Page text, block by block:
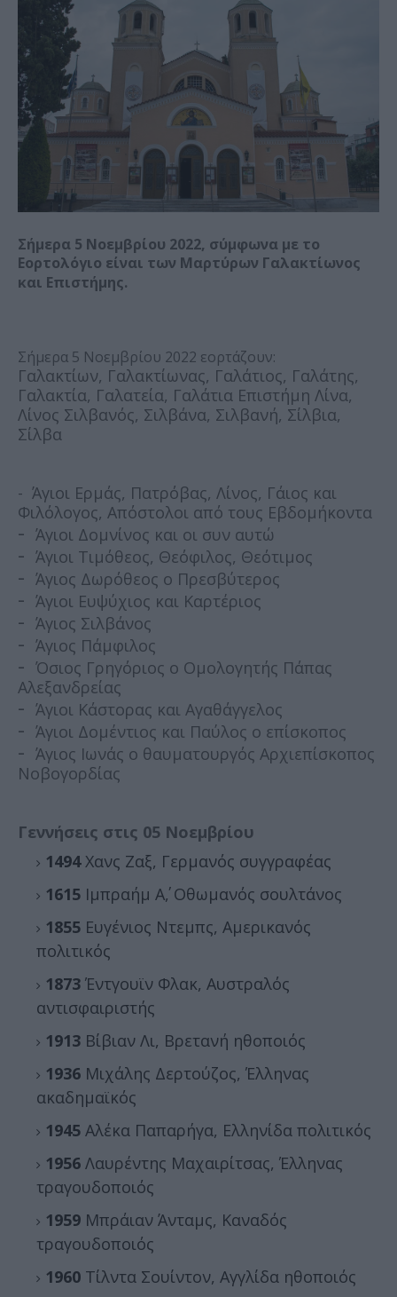
Σήμερα 5 Νοεμβρίου 2022, σύμφωνα με το
Εορτολόγιο είναι των Μαρτύρων Γαλακτίωνος
και Επιστήμης.
Σήμερα 5 Νοεμβρίου 2022 εορτάζουν:
Γαλακτίων, Γαλακτίωνας, Γαλάτιος, Γαλάτης,
Γαλακτία, Γαλατεία, Γαλάτια Επιστήμη Λίνα,
Λίνος Σιλβανός, Σιλβάνα, Σιλβανή, Σίλβια,
Σίλβα
- Άγιοι Ερμάς, Πατρόβας, Λίνος, Γάιος και
Φιλόλογος, Απόστολοι από τους Εβδομήκοντα
- Άγιοι Δομνίνος και οι συν αυτώ
- Άγιοι Τιμόθεος, Θεόφιλος, Θεότιμος
- Άγιος Δωρόθεος ο Πρεσβύτερος
- Άγιοι Ευψύχιος και Καρτέριος
- Άγιος Σιλβάνος
- Άγιος Πάμφιλος
- Όσιος Γρηγόριος ο Ομολογητής Πάπας
Αλεξανδρείας
- Άγιοι Κάστορας και Αγαθάγγελος
- Άγιοι Δομέντιος και Παύλος ο επίσκοπος
- Άγιος Ιωνάς ο θαυματουργός Αρχιεπίσκοπος
Νοβογορδίας
Γεννήσεις στις 05 Νοεμβρίου
1494Χανς Ζαξ, Γερμανός συγγραφέας
1615 Ιμπραήμ Α΄, Οθωμανός σουλτάνος
1855 Ευγένιος Ντεμπς, Αμερικανός
πολιτικός
1873 Έντγουϊν Φλακ, Αυστραλός
αντισφαιριστής
1913 Βίβιαν Λι, Βρετανή ηθοποιός
1936 Μιχάλης Δερτούζος, Έλληνας
ακαδημαϊκός
1945 Αλέκα Παπαρήγα, Ελληνίδα πολιτικός
1956 Λαυρέντης Μαχαιρίτσας, Έλληνας
τραγουδοποιός
1959 Μπράιαν Άνταμς, Καναδός
τραγουδοποιός
1960 Τίλντα Σουίντον, Αγγλίδα ηθοποιός